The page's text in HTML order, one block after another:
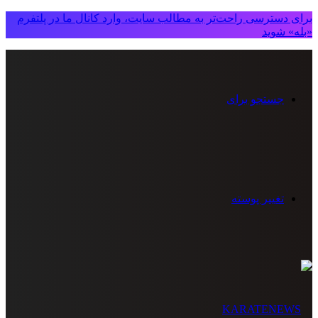
برای دسترسی راحت‌تر به مطالب سایت، وارد کانال ما در پلتفرم
«بله» شوید
جستجو برای
تغییر پوسته